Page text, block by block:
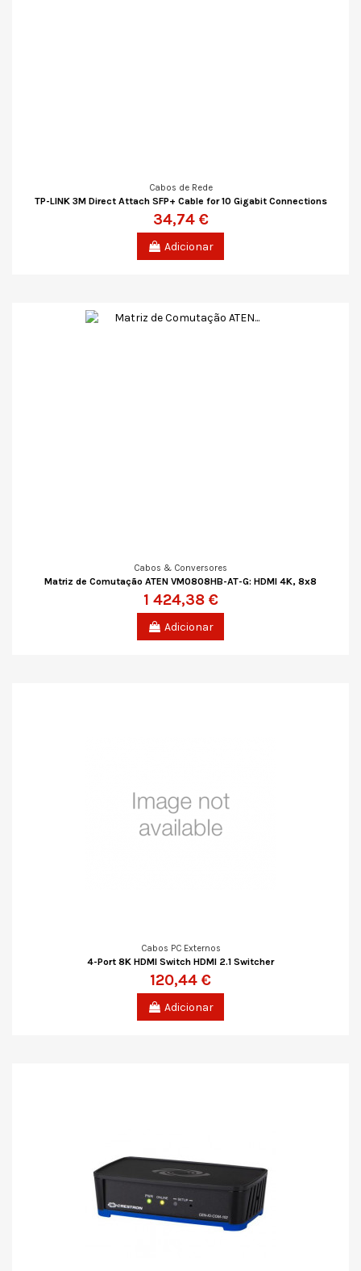
Cabos de Rede
TP-LINK 3M Direct Attach SFP+ Cable for 10 Gigabit Connections
34,74 €
Adicionar
Cabos & Conversores
Matriz de Comutação ATEN VM0808HB-AT-G: HDMI 4K, 8x8
1 424,38 €
Adicionar
Cabos PC Externos
4-Port 8K HDMI Switch HDMI 2.1 Switcher
120,44 €
Adicionar